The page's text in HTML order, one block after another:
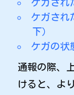
ケガされ
ケガされ
下）
ケガの状
通報の際、
けると、よ